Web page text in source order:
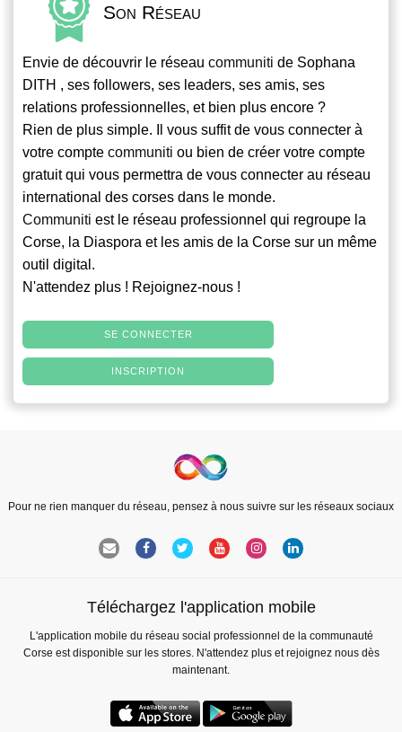
Son Réseau
Envie de découvrir le réseau communiti de Sophana
DITH , ses followers, ses leaders, ses amis, ses
relations professionnelles, et bien plus encore ?
Rien de plus simple. Il vous suffit de vous connecter à
votre compte communiti ou bien de créer votre compte
gratuit qui vous permettra de vous connecter au réseau
international des corses dans le monde.
Communiti est le réseau professionnel qui regroupe la
Corse, la Diaspora et les amis de la Corse sur un même
outil digital.
N'attendez plus ! Rejoignez-nous !
SE CONNECTER
INSCRIPTION
Pour ne rien manquer du réseau, pensez à nous suivre sur les réseaux sociaux
Téléchargez l'application mobile
L'application mobile du réseau social professionnel de la communauté
Corse est disponible sur les stores. N'attendez plus et rejoignez nous dès
maintenant.